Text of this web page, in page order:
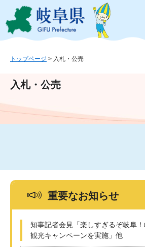
ジ
ュ
文
このページの本文へ
トップページ > 入札・公売
入札・公売
重要なお知らせ
知事記者会見「楽しすぎるぞ岐阜
観光キャンペーンを実施」他